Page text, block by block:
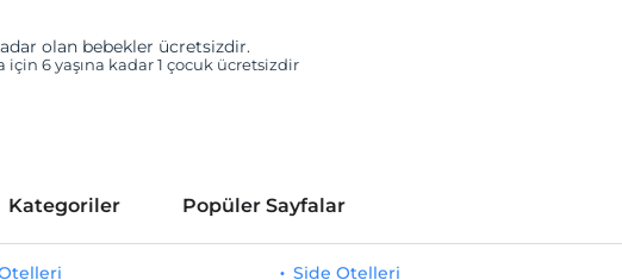
olan bebekler ücretsizdir.
için 6 yaşına kadar 1 çocuk ücretsizdir
Kategoriler Popüler Sayfalar
Side Otelleri